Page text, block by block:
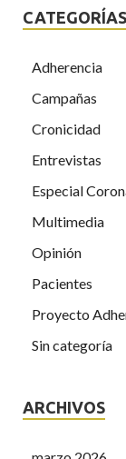
CATEGORÍAS
Adherencia
Campañas
Cronicidad
Entrevistas
Especial
Multimedia
Opinión
Pacientes
Proyecto
Sin categoría
ARCHIVOS